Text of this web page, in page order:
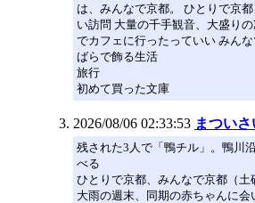
は、みんなで京都。 ひとりで京
い訪問 大量の千手観音、大盛り
でカフェに行ったっていい みん
ばらで飾る生活
旅行
初めて買った文庫
2026/08/06 02:33:53 まついさ
残された3人で「鴨チル」。鴨川
べる
ひとりで京都、みんなで京都（土
大雨の週末、同期の赤ちゃんに